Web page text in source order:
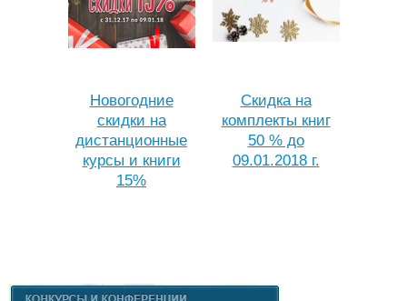
Новогодние
скидки на
дистанционные
курсы и книги
15%
Скидка на
комплекты книг
50 % до
09.01.2018 г.